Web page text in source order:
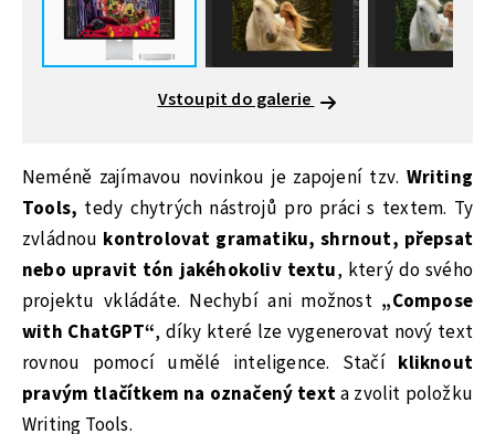
Vstoupit do galerie
Neméně zajímavou novinkou je zapojení tzv. Writing
Tools, tedy chytrých nástrojů pro práci s textem. Ty
zvládnou kontrolovat gramatiku, shrnout, přepsat
nebo upravit tón jakéhokoliv textu, který do svého
projektu vkládáte. Nechybí ani možnost „Compose
with ChatGPT“, díky které lze vygenerovat nový text
rovnou pomocí umělé inteligence. Stačí kliknout
pravým tlačítkem na označený texta zvolit položku
Writing Tools.